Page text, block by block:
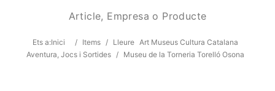
Article, Empresa o Producte
Ets a:Inici / Items / Lleure Art Museus Cultura Catalana
Aventura, Jocs i Sortides / Museu de la Torneria Torelló Osona